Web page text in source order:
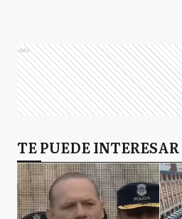
Ads
TE PUEDE INTERESAR